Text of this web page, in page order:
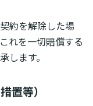
約を解除した場
れを一切賠償する
します。
置等）